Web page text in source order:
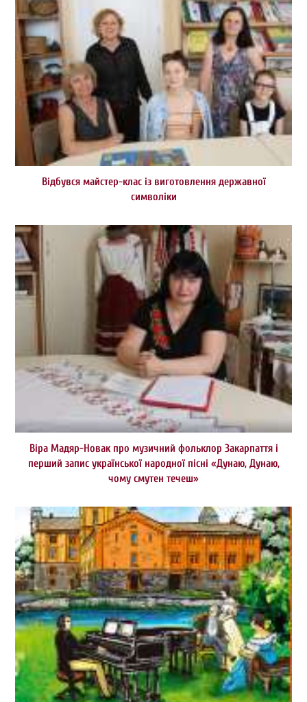
Відбувся майстер-клас із виготовлення державної
символіки
Віра Мадяр-Новак про музичний фольклор Закарпаття і
перший запис української народної пісні «Дунаю, Дунаю,
чому смутен течеш»